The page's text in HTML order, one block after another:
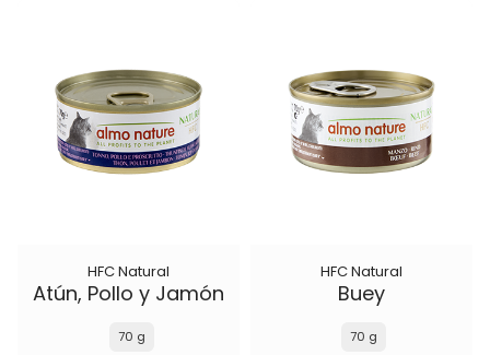
HFC Natural
Atún, Pollo y Jamón
70 g
HFC Natural
Buey
70 g